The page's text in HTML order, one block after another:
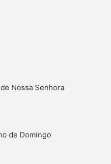
Nossa Senhora
de Domingo